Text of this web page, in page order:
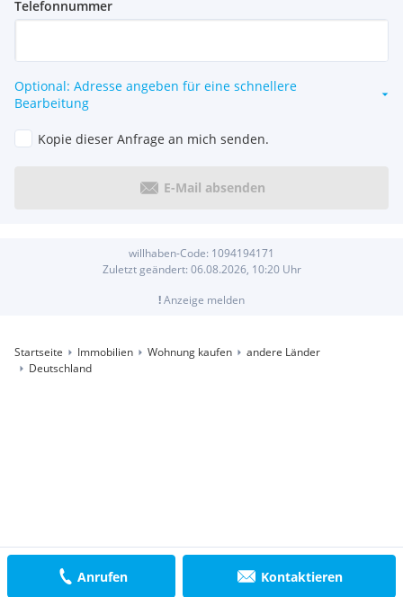
Anrufen Kontaktieren
Telefonnummer
Optional: Adresse angeben für eine schnellere
Bearbeitung
Kopie dieser Anfrage an mich senden.
E-Mail absenden
willhaben-Code: 1094194171
Zuletzt geändert: 06.08.2026, 10:20Uhr
!Anzeige melden
Startseite Immobilien Wohnung kaufen
andere Länder
Deutschland